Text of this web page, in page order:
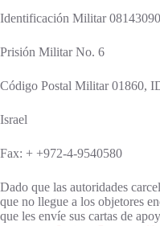
Identificación Militar 08143090
Prisión Militar No. 6
Código Postal Militar 01860,
Israel
Fax: + +972-4-9540580
Dado que las autoridades
que no llegue a los objetores
que les envíe sus cartas de